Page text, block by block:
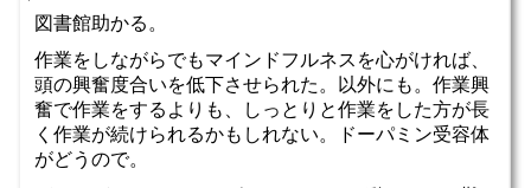
図書館助かる。
作業をしながらでもマインドフルネスを心がければ、
頭の興奮度合いを低下させられた。以外にも。作業興
奮で作業をするよりも、しっとりと作業をした方が長
く作業が続けられるかもしれない。ドーパミン受容体
がどうので。